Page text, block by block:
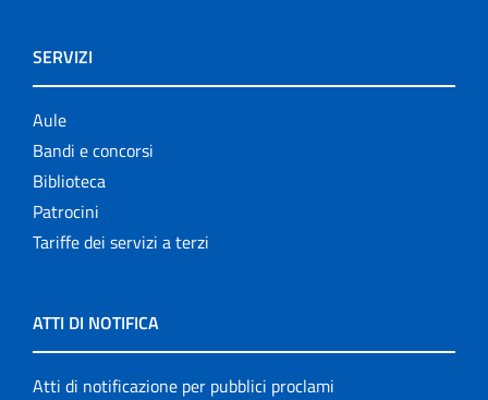
SERVIZI
Aule
Bandi e concorsi
Biblioteca
Patrocini
Tariffe dei servizi a terzi
ATTI DI NOTIFICA
Atti di notificazione per pubblici proclami